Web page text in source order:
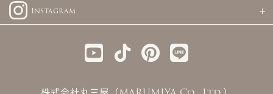
Instagram